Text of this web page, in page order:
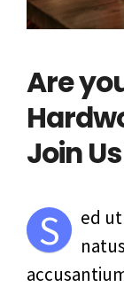
Are
Join
S
ed